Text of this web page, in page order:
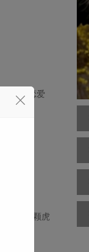
处于恋爱
础上……
他有两颗虎